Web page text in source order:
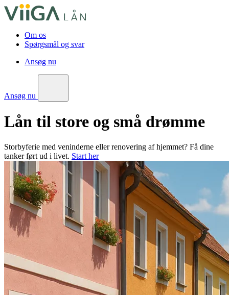
Om os
Spørgsmål og svar
Ansøg nu
Ansøg nu
Lån til store og små drømme
Storbyferie med veninderne eller renovering af hjemmet? Få dine
tanker ført ud i livet. Start her